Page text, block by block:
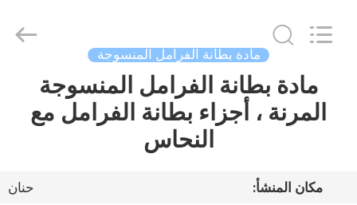
مسكن
معلومات
مادة بطانة الفرامل المنسوجة
مادة بطانة الفرامل المنسوجة
المرنة ، أجزاء بطانة الفرامل مع
النحاس
مكان المنشأ:
حنان